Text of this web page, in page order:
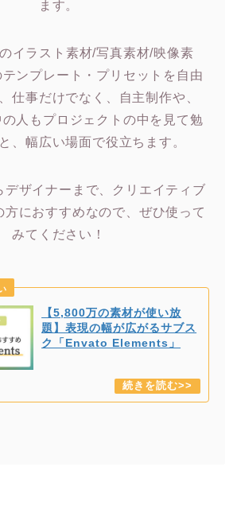
ます。
イラスト素材/写真素材/映像素
ンプレート・プリセットを自由
仕事だけでなく、自主制作や、
人もプロジェクトの中を見て勉
、幅広い場面で役立ちます。
デザイナーまで、クリエイティブ
方におすすめなので、ぜひ使って
みてください！
【5,800万の素材が使い放
題】表現の幅が広がるサブス
ク「Envato Elements」